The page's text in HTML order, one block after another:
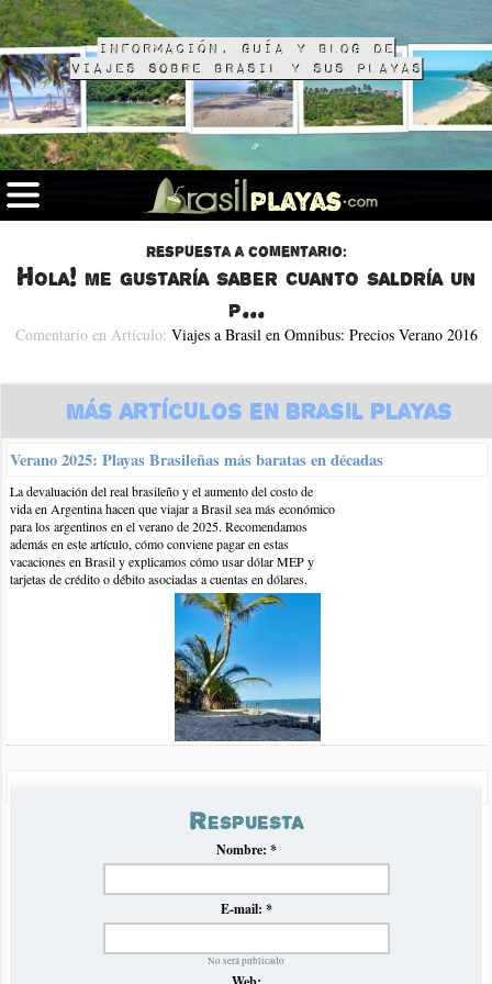
Información, guía y blog de
viajes sobre Brasil y sus playas
Respuesta a comentario:
Hola! me gustaría saber cuanto saldría un
p...
Comentario en Artículo: Viajes a Brasil en Omnibus: Precios Verano 2016
2-dic-2016 | por sofia
Hola! me gustaría saber cuanto saldría un pasaje en bus, desde
rio de janeiro ,hasta retiro . En febrero o marzo. Gracias !
Respuesta
Nombre: *
E-mail: *
No será publicado
Más Artículos en Brasil Playas
Verano 2025: Playas Brasileñas más baratas en décadas
La devaluación del real brasileño y el aumento del costo de
vida en Argentina hacen que viajar a Brasil sea más económico
para los argentinos en el verano de 2025. Recomendamos
además en este artículo, cómo conviene pagar en estas
vacaciones en Brasil y explicamos cómo usar dólar MEP y
tarjetas de crédito o débito asociadas a cuentas en dólares.
Luego de la crisis de inflación en Argentina del verano pasado
que impidió establecer normalmente un panorama claro de
precios de omnibús hacia Brasil, volvemos con nuestro
tradicional informe en el que recopilamos y analizamos los